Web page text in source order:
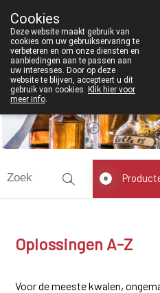
011/610300
Vandaag
Oplossingen A-Z
Voor de meeste kwalen,
Cookies
Deze website maakt gebruik van
cookies om uw gebruikservaring te
verbeteren en om onze diensten en
aanbiedingen aan te passen aan
uw interesses. Door op deze
website te blijven, accepteert u dit
gebruik van cookies. Klik hier voor
meer info.